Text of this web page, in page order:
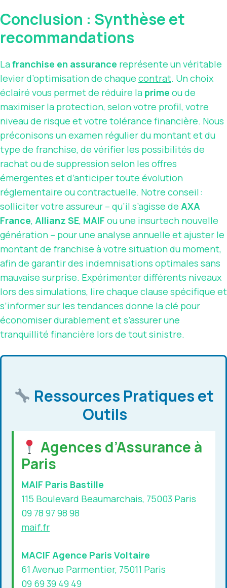
Conclusion : Synthèse et
recommandations
Lafranchise en assurance représente un véritable
levier d’optimisation de chaque contrat. Un choix
éclairé vous permet de réduire la prime ou de
maximiser la protection, selon votre profil, votre
niveau de risque et votre tolérance financière. Nous
préconisons un examen régulier du montant et du
type de franchise, de vérifier les possibilités de
rachat ou de suppression selon les offres
émergentes et d’anticiper toute évolution
réglementaire ou contractuelle. Notre conseil :
solliciter votre assureur – qu’il s’agisse de AXA
France, Allianz SE, MAIF ou une insurtech nouvelle
génération – pour une analyse annuelle et ajuster le
montant de franchise à votre situation du moment,
afin de garantir des indemnisations optimales sans
mauvaise surprise. Expérimenter différents niveaux
lors des simulations, lire chaque clause spécifique et
s’informer sur les tendances donne la clé pour
économiser durablement et s’assurer une
tranquillité financière lors de tout sinistre.
Ressources Pratiques et
Outils
Agences d’Assurance à
Paris
MAIF Paris Bastille
115 Boulevard Beaumarchais, 75003 Paris
09 78 97 98 98
maif.fr
MACIF Agence Paris Voltaire
61 Avenue Parmentier, 75011 Paris
09 69 39 49 49